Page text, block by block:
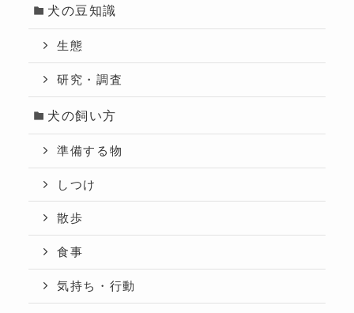
犬の豆知識
生態
研究・調査
犬の飼い方
準備する物
しつけ
散歩
食事
気持ち・行動